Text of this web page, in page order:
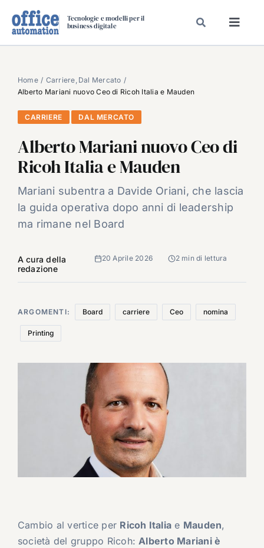
Tecnologie e modelli per il
business digitale
SPECIAL PAPER
DAL MERCATO
CARRIERE
VIDEO
EVENTI
CHI SIAMO
Home Carriere Dal Mercato
Alberto Mariani nuovo Ceo di Ricoh Italia e Mauden
CARRIERE DAL MERCATO
Alberto Mariani nuovo Ceo di
Ricoh Italia e Mauden
Mariani subentra a Davide Oriani, che lascia
la guida operativa dopo anni di leadership
ma rimane nel Board
A cura della
redazione
20 Aprile 2026 2 min di lettura
ARGOMENTI: Board carriere Ceo nomina
Printing
Cambio al vertice per Ricoh Italia e Mauden,
società del gruppo Ricoh:Alberto Mariani è